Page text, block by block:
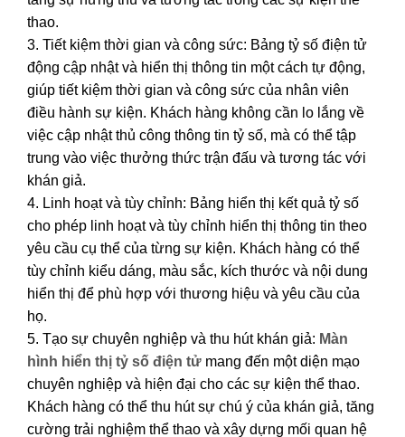
thao.
3. Tiết kiệm thời gian và công sức: Bảng tỷ số điện tử
động cập nhật và hiển thị thông tin một cách tự động,
giúp tiết kiệm thời gian và công sức của nhân viên
điều hành sự kiện. Khách hàng không cần lo lắng về
việc cập nhật thủ công thông tin tỷ số, mà có thể tập
trung vào việc thưởng thức trận đấu và tương tác với
khán giả.
4. Linh hoạt và tùy chỉnh: Bảng hiển thị kết quả tỷ số
cho phép linh hoạt và tùy chỉnh hiển thị thông tin theo
yêu cầu cụ thể của từng sự kiện. Khách hàng có thể
tùy chỉnh kiểu dáng, màu sắc, kích thước và nội dung
hiển thị để phù hợp với thương hiệu và yêu cầu của
họ.
5. Tạo sự chuyên nghiệp và thu hút khán giả: Màn
hình hiển thị tỷ số điện tử mang đến một diện mạo
chuyên nghiệp và hiện đại cho các sự kiện thể thao.
Khách hàng có thể thu hút sự chú ý của khán giả, tăng
cường trải nghiệm thể thao và xây dựng mối quan hệ